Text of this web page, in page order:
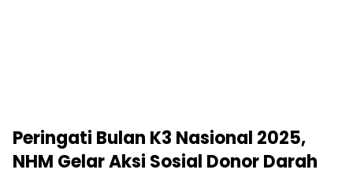
Peringati Bulan K3 Nasional 2025,
NHM Gelar Aksi Sosial Donor Darah